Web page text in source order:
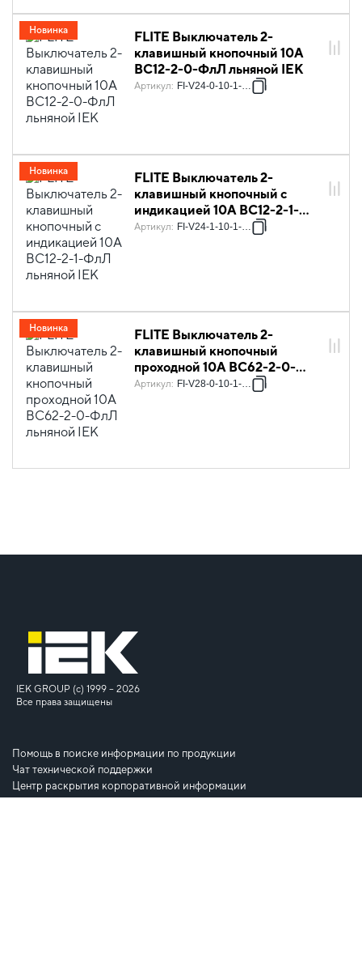
FLITE Выключатель 2-
клавишный кнопочный 10А
ВС12-2-0-ФлЛ льняной IEK
Артикул: FI-V24-0-10-1-K88
Новинка
FLITE Выключатель 2-
клавишный кнопочный с
индикацией 10А ВС12-2-1-
ФлЛ льняной IEK
Артикул: FI-V24-1-10-1-K88
Новинка
FLITE Выключатель 2-
клавишный кнопочный
проходной 10А ВС62-2-0-
ФлЛ льняной IEK
Артикул: FI-V28-0-10-1-K88
Новинка
IEK GROUP (c) 1999 – 2026
Все права защищены
Помощь в поиске информации по продукции
Чат технической поддержки
Центр раскрытия корпоративной информации